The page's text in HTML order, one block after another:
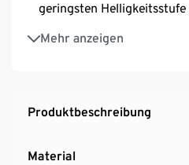
geringsten Helligkeitsstufe
Mehr anzeigen
Inkl. USB-C Ladekabel
Produktbeschreibung
Material